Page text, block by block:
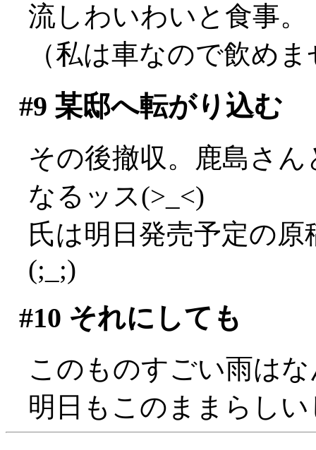
流しわいわいと食事。
（私は車なので飲め
#9 某邸へ転がり込む
その後撤収。鹿島さ
なるッス(>_<)
氏は明日発売予定の
(;_;)
#10 それにしても
このものすごい雨は
明日もこのままらし